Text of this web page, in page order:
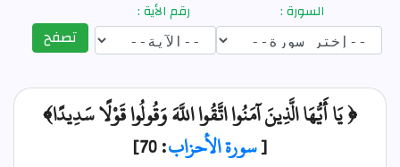
السورة :
رقم الأية :
تصفح
﴿ يَا أَيُّهَا الَّذِينَ آمَنُوا اتَّقُوا اللَّهَ وَقُولُوا قَوْلًا سَدِيدًا﴾
[سورة الأحزاب: 70]